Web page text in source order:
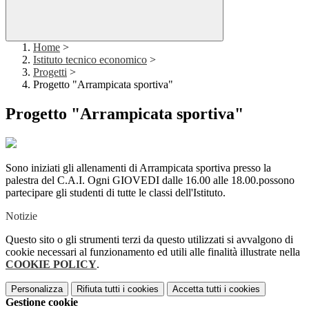
Home >
Istituto tecnico economico >
Progetti >
Progetto "Arrampicata sportiva"
Progetto "Arrampicata sportiva"
Sono iniziati gli allenamenti di Arrampicata sportiva presso la
palestra del C.A.I. Ogni GIOVEDI dalle 16.00 alle 18.00.possono
partecipare gli studenti di tutte le classi dell'Istituto.
Notizie
Questo sito o gli strumenti terzi da questo utilizzati si avvalgono di
cookie necessari al funzionamento ed utili alle finalità illustrate nella
COOKIE POLICY.
Personalizza Rifiuta tutti i cookies Accetta tutti i cookies
Gestione cookie